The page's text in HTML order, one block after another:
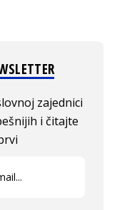
zajednici
i čitajte